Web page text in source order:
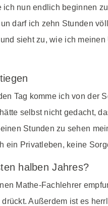
nun endlich beginnen
darf ich zehn Stunden
sieht zu, wie ich
Tag komme ich von der
selbst nicht gedacht,
Stunden zu sehen
Privatleben, keine
halben Jahres?
Mathe-Fachlehrer
Außerdem ist es